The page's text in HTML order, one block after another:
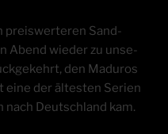
preis­wer­te­ren Sand­
Abend wie­der zu unse­
den Madu­ros
eine der ältes­ten Seri­en
nach Deutsch­land kam.